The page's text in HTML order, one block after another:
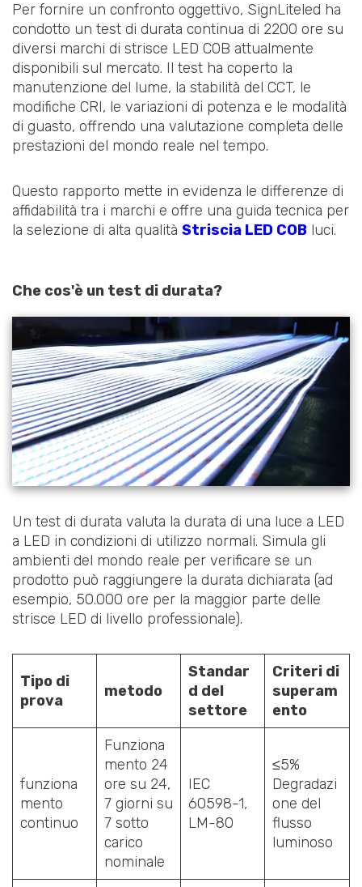
Per fornire un confronto oggettivo, SignLiteled ha
condotto un test di durata continua di 2200 ore su
diversi marchi di strisce LED COB attualmente
disponibili sul mercato. Il test ha coperto la
manutenzione del lume, la stabilità del CCT, le
modifiche CRI, le variazioni di potenza e le modalità
di guasto, offrendo una valutazione completa delle
prestazioni del mondo reale nel tempo.
Questo rapporto mette in evidenza le differenze di
affidabilità tra i marchi e offre una guida tecnica per
la selezione di alta qualità Striscia LED COB luci.
Che cos'è un test di durata?
Un test di durata valuta la durata di una luce a LED
a LED in condizioni di utilizzo normali. Simula gli
ambienti del mondo reale per verificare se un
prodotto può raggiungere la durata dichiarata (ad
esempio, 50.000 ore per la maggior parte delle
strisce LED di livello professionale).
Tipo di
prova
metodo
Standar
d del
settore
Criteri di
superam
ento
funziona
mento
continuo
Funziona
mento 24
ore su 24,
7 giorni su
7 sotto
carico
nominale
IEC
60598-1,
LM-80
≤5%
Degradazi
one del
flusso
luminoso